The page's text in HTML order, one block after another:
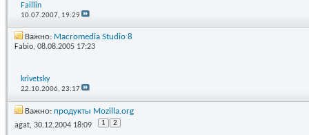
Faillin
10.07.2007, 19:29
Важно: Macromedia Studio 8
Fabio, 08.08.2005 17:23
krivetsky
22.10.2006,23:17
Важно: продукты Mozilla.org
agat, 30.12.2004 18:09 1 2